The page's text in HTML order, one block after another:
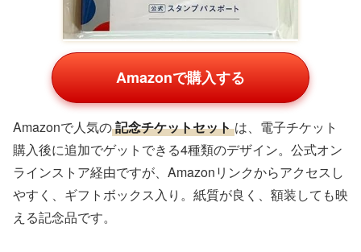
Amazonで購入する
Amazonで人気の記念チケットセット は、電子チケット
購入後に追加でゲットできる4種類のデザイン。公式オン
ラインストア経由ですが、Amazonリンクからアクセスし
やすく、ギフトボックス入り。紙質が良く、額装しても映
える記念品です。